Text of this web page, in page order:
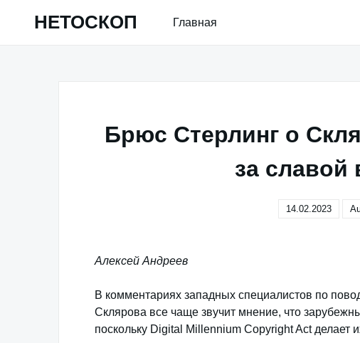
НЕТОСКОП Главная
Брюс Стерлинг о
за славой
14.02.2023
Алексей Андреев
В комментариях западных специалистов по
Склярова все чаще звучит мнение, что
поскольку Digital Millennium Copyright Act